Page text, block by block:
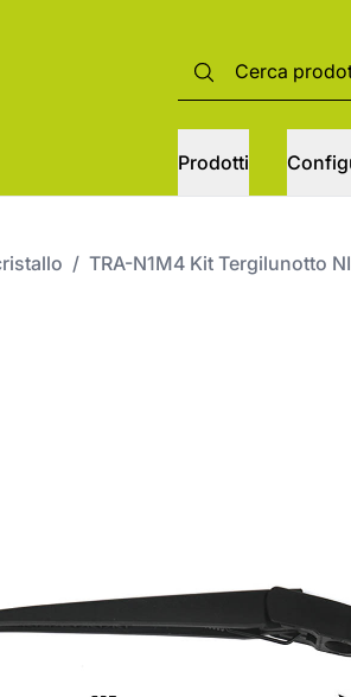
Prodotti
/ TRA-N1M4 Kit Tergilunotto